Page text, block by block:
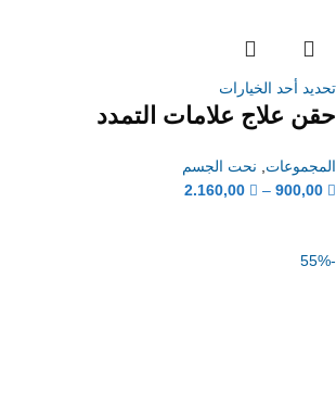
تحديد أحد الخيارات
حقن علاج علامات التمدد
المجموعات
نحت الجسم
900,00
–
2.160,00
-55%